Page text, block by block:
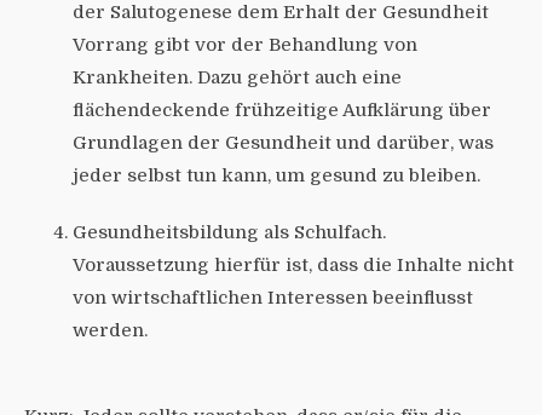
der Salutogenese dem Erhalt der Gesundheit
Vorrang gibt vor der Behandlung von
Krankheiten. Dazu gehört auch eine
flächendeckende frühzeitige Aufklärung über
Grundlagen der Gesundheit und darüber, was
jeder selbst tun kann, um gesund zu bleiben.
Gesundheitsbildung als Schulfach.
Voraussetzung hierfür ist, dass die Inhalte nicht
von wirtschaftlichen Interessen beeinflusst
werden.